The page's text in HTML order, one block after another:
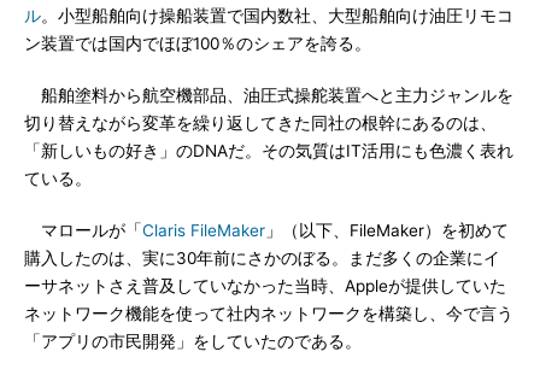
ル。小型船舶向け操船装置で国内数社、大型船舶向け油圧リモコ
ン装置では国内でほぼ100％のシェアを誇る。
船舶塗料から航空機部品、油圧式操舵装置へと主力ジャンルを
切り替えながら変革を繰り返してきた同社の根幹にあるのは、
「新しいもの好き」のDNAだ。その気質はIT活用にも色濃く表れ
ている。
マロールが「Claris FileMaker 」（以下、FileMaker）を初めて
購入したのは、実に30年前にさかのぼる。まだ多くの企業にイ
ーサネットさえ普及していなかった当時、Appleが提供していた
ネットワーク機能を使って社内ネットワークを構築し、今で言う
「アプリの市民開発」をしていたのである。